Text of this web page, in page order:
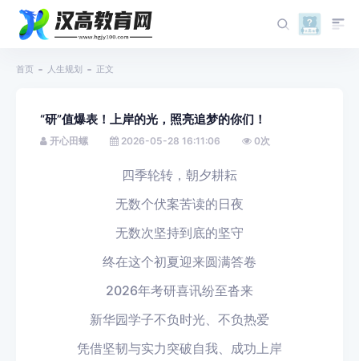
首页 人生规划 正文
“研”值爆表！上岸的光，照亮追梦的你们！
开心田螺 2026-05-28 16:11:06 0次
四季轮转，朝夕耕耘
无数个伏案苦读的日夜
无数次坚持到底的坚守
终在这个初夏迎来圆满答卷
2026年考研喜讯纷至沓来
新华园学子不负时光、不负热爱
凭借坚韧与实力突破自我、成功上岸